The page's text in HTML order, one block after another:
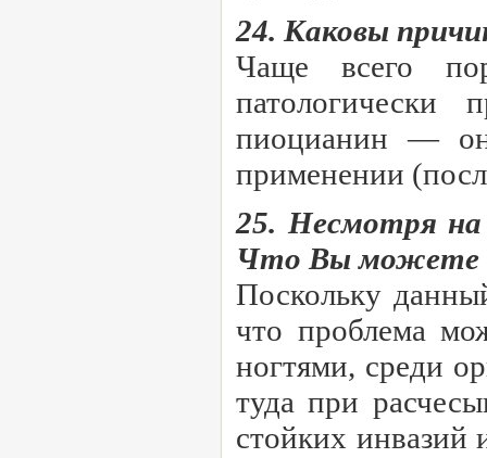
24. Каковы
Чаще всего
патологически
пиоцианин — он
применении
25. Несмотря на
Что Вы можете
Поскольку
что проблема
ногтями, среди
туда при
стойких инвазий